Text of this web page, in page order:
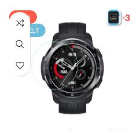
-17%
KIEMELT